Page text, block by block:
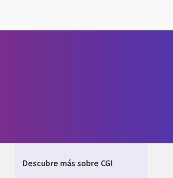
Descubre más sobre CGI